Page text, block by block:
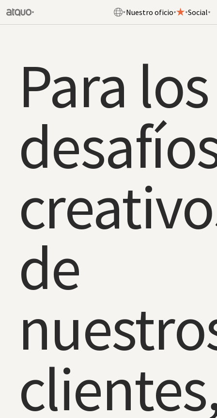
Nuestro oficio Social
Para los
de